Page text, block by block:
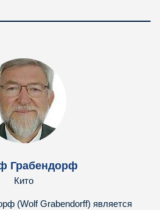
Грабендорф
Кито
(Wolf Grabendorff) является